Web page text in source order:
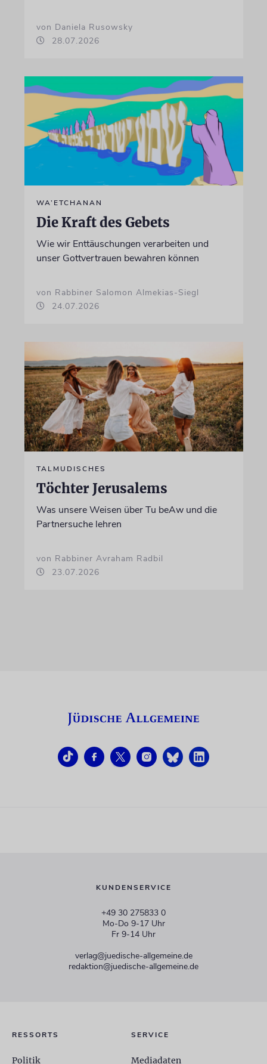
von Daniela Rusowsky
28.07.2026
WA’ETCHANAN
Die Kraft des Gebets
Wie wir Enttäuschungen verarbeiten und
unser Gottvertrauen bewahren können
von Rabbiner Salomon Almekias-Siegl
24.07.2026
TALMUDISCHES
Töchter Jerusalems
Was unsere Weisen über Tu beAw und die
Partnersuche lehren
von Rabbiner Avraham Radbil
23.07.2026
KUNDENSERVICE
+49 30 275833 0
Mo-Do 9-17 Uhr
Fr 9-14 Uhr
verlag@juedische-allgemeine.de
redaktion@juedische-allgemeine.de
RESSORTS
Politik
SERVICE
Mediadaten